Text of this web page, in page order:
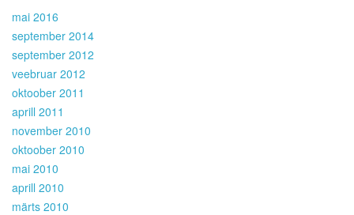
mai 2016
september 2014
september 2012
veebruar 2012
oktoober 2011
aprill 2011
november 2010
oktoober 2010
mai 2010
aprill 2010
märts 2010